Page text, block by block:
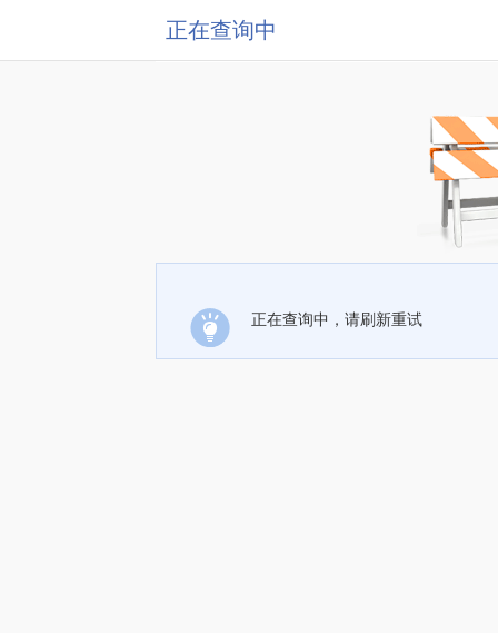
正在查询中
正在查询中，请刷新重试